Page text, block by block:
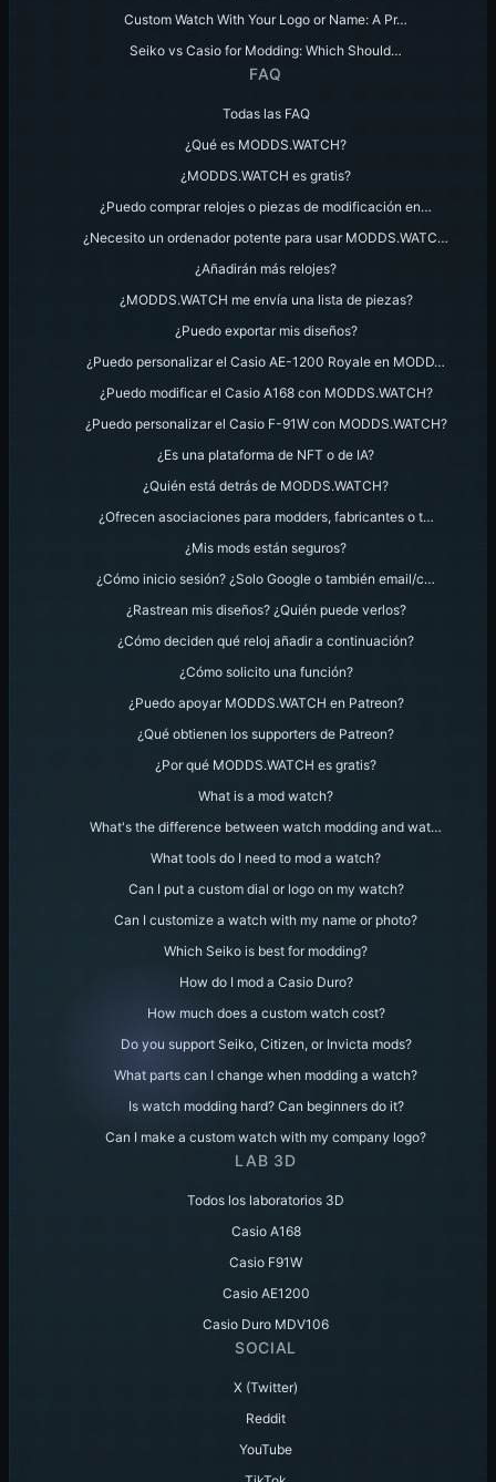
Custom Watch With Your Logo or Name: A Pr…
Seiko vs Casio for Modding: Which Should…
FAQ
Todas las FAQ
¿Qué es MODDS.WATCH?
¿MODDS.WATCH es gratis?
¿Puedo comprar relojes o piezas de modificación en…
¿Necesito un ordenador potente para usar MODDS.WATC…
¿Añadirán más relojes?
¿MODDS.WATCH me envía una lista de piezas?
¿Puedo exportar mis diseños?
¿Puedo personalizar el Casio AE-1200 Royale en MODD…
¿Puedo modificar el Casio A168 con MODDS.WATCH?
¿Puedo personalizar el Casio F-91W con MODDS.WATCH?
¿Es una plataforma de NFT o de IA?
¿Quién está detrás de MODDS.WATCH?
¿Ofrecen asociaciones para modders, fabricantes o t…
¿Mis mods están seguros?
¿Cómo inicio sesión? ¿Solo Google o también email/c…
¿Rastrean mis diseños? ¿Quién puede verlos?
¿Cómo deciden qué reloj añadir a continuación?
¿Cómo solicito una función?
¿Puedo apoyar MODDS.WATCH en Patreon?
¿Qué obtienen los supporters de Patreon?
¿Por qué MODDS.WATCH es gratis?
What is a mod watch?
What's the difference between watch modding and wat…
What tools do I need to mod a watch?
Can I put a custom dial or logo on my watch?
Can I customize a watch with my name or photo?
Which Seiko is best for modding?
How do I mod a Casio Duro?
How much does a custom watch cost?
Do you support Seiko, Citizen, or Invicta mods?
What parts can I change when modding a watch?
Is watch modding hard? Can beginners do it?
Can I make a custom watch with my company logo?
LAB 3D
Todos los laboratorios 3D
Casio A168
Casio F91W
Casio AE1200
Casio Duro MDV106
SOCIAL
X (Twitter)
Reddit
YouTube